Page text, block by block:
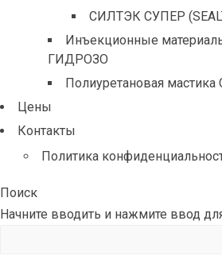
СИЛТЭК СУПЕР
Инъекционные
ГИДРОЗО
Полиуретановая мастика
Цены
Контакты
Политика
Поиск
Начните вводить и нажмите ввод